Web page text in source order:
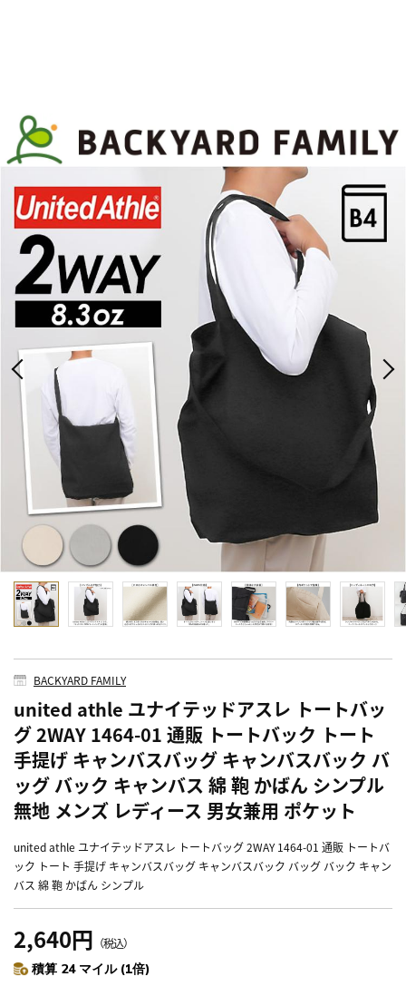
BACKYARD FAMILY
united athle ユナイテッドアスレ トートバッ
グ 2WAY 1464-01 通販 トートバック トート
手提げ キャンバスバッグ キャンバスバック バ
ッグ バック キャンバス 綿 鞄 かばん シンプル
無地 メンズ レディース 男女兼用 ポケット
united athle ユナイテッドアスレ トートバッグ 2WAY 1464-01 通販 トートバ
ック トート 手提げ キャンバスバッグ キャンバスバック バッグ バック キャン
バス 綿 鞄 かばん シンプル
2,640円 （税込）
積算 24 マイル (1倍)